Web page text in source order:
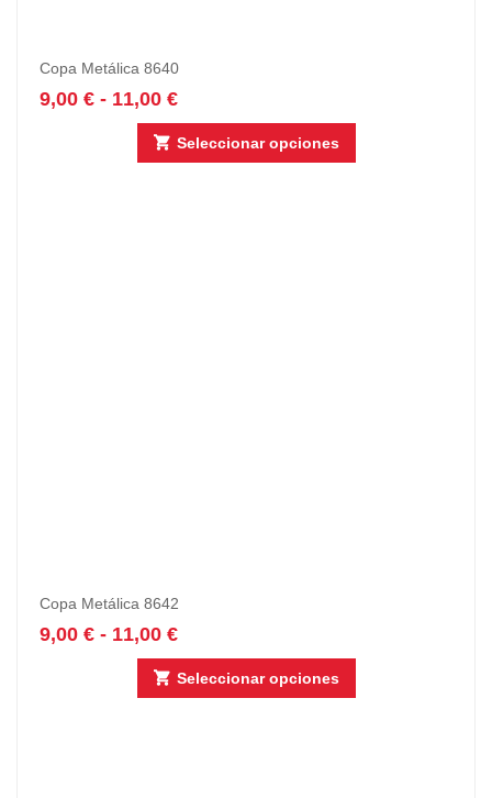
Copa Metálica 8640
9,00 € - 11,00 €
Seleccionar opciones
Copa Metálica 8642
9,00 € - 11,00 €
Seleccionar opciones